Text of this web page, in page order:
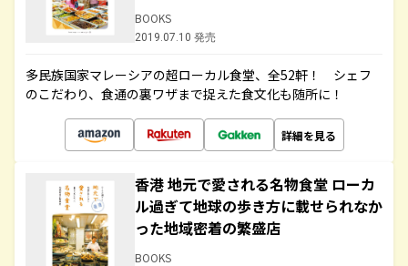
BOOKS
2019.07.10 発売
多民族国家マレーシアの超ローカル食堂、全52軒！ シェフ
のこだわり、食通の裏ワザまで捉えた食文化も随所に！
詳細を見る
香港 地元で愛される名物食堂 ローカ
ル過ぎて地球の歩き方に載せられなか
った地域密着の繁盛店
BOOKS